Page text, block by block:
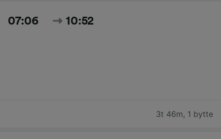
07:06 10:52
3t 46m, 1 bytte